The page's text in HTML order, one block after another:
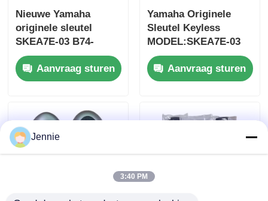
Nieuwe Yamaha
originele sleutel
SKEA7E-03 B74-
H6261-02 662F-
SKEA7D03
Aanvraag sturen
Yamaha Originele
Sleutel Keyless
MODEL:SKEA7E-03
Voor Yamaha Smart
Remote Key B74-
H6261-02/662F-
Aanvraag sturen
Jennie
3:40 PM